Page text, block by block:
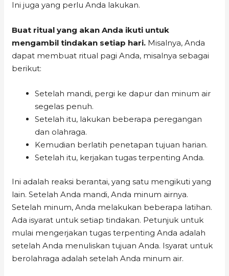
Ini juga yang perlu Anda lakukan.
Buat ritual yang akan Anda ikuti untuk
mengambil tindakan setiap hari. Misalnya, Anda
dapat membuat ritual pagi Anda, misalnya sebagai
berikut:
Setelah mandi, pergi ke dapur dan minum air
segelas penuh.
Setelah itu, lakukan beberapa peregangan
dan olahraga.
Kemudian berlatih penetapan tujuan harian.
Setelah itu, kerjakan tugas terpenting Anda.
Ini adalah reaksi berantai, yang satu mengikuti yang
lain. Setelah Anda mandi, Anda minum airnya.
Setelah minum, Anda melakukan beberapa latihan.
Ada isyarat untuk setiap tindakan. Petunjuk untuk
mulai mengerjakan tugas terpenting Anda adalah
setelah Anda menuliskan tujuan Anda. Isyarat untuk
berolahraga adalah setelah Anda minum air.